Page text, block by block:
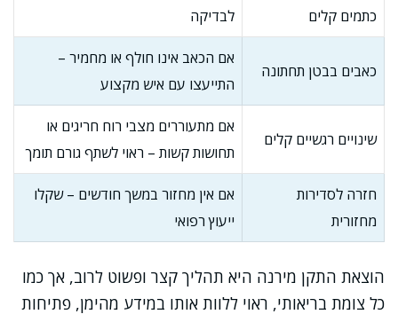
כתמים קלים
לבדיקה
כאבים בבטן תחתונה
אם הכאב אינו חולף או מחמיר –
התייעצו עם איש מקצוע
שינויים רגשיים קלים
אם מתעוררים מצבי רוח חריגים או
תחושות קשות – ראוי לשתף גורם תומך
חזרה לסדירות
מחזורית
אם אין מחזור במשך חודשים – שקלו
ייעוץ רפואי
הוצאת התקן מירנה היא תהליך קצר ופשוט לרוב, אך כמו
כל צומת בריאותי, ראוי ללוות אותו במידע מהימן, פתיחות